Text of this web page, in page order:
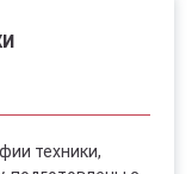
техники,